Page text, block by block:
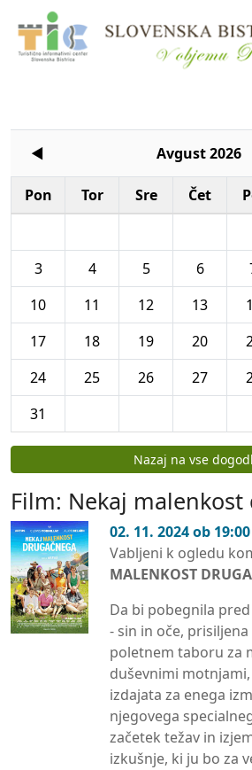
Preskoči na vsebino
Koledar dogodkov
◄ Avgust 2026
Pon Tor Sre Čet
3
4 5 6
10
11 12 13
17
18 19 20
24
25 26 27
31
Nazaj na vse
Film: Nekaj
02. 11. 2024 ob 19:00
Vabljeni k ogledu
MALENKOST
Da bi pobegnila
- sin in oče,
poletnem taboru za
duševnimi
izdajata za enega
njegovega
začetek težav in
izkušnje, ki ju bo za